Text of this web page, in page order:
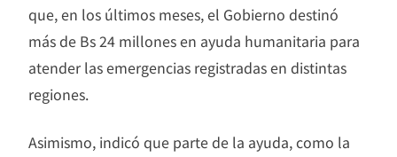
que, en los últimos meses, el Gobierno destinó
más de Bs 24 millones en ayuda humanitaria para
atender las emergencias registradas en distintas
regiones.
Asimismo, indicó que parte de la ayuda, como la